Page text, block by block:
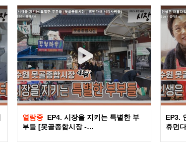
열람중 EP4. 시장을 지키는 특별한 부
부들 [못골종합시장 -…
EP3.
휴먼